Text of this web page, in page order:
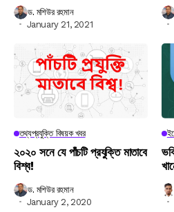
ড. মশিউর রহমান
January 21, 2021
তথ্যপ্রযুক্তি বিষয়ক খবর
২০২০ সনে যে পাঁচটি প্রযুক্তি মাতাবে
বিশ্ব!
ড. মশিউর রহমান
January 2, 2020